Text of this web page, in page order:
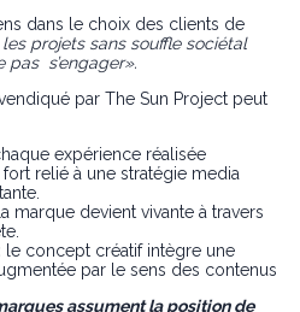
dans le choix des clients de
projets sans souffle sociétal
pas s’engager».
par The Sun Project peut
expérience réalisée
relié à une stratégie media
marque devient vivante à travers
le concept créatif intègre une
par le sens des contenus
assument la position de